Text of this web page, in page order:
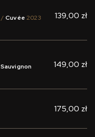
/Cuvée 2023
139,00 zł
Sauvignon
149,00 zł
175,00 zł